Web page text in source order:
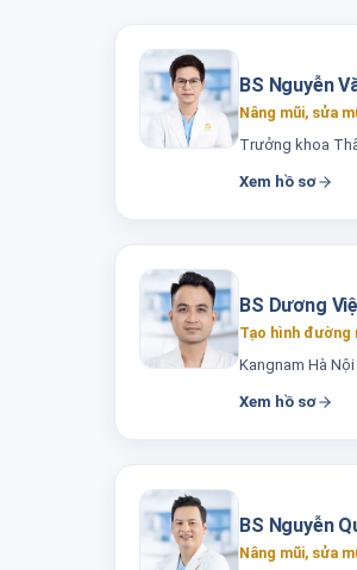
BS Nguyễn
Nâng mũi, sửa
Trưởng khoa
Xem hồ sơ
BS Dương
Tạo hình đường
Kangnam Hà Nội
Xem hồ sơ
BS Nguyễn
Nâng mũi, sửa